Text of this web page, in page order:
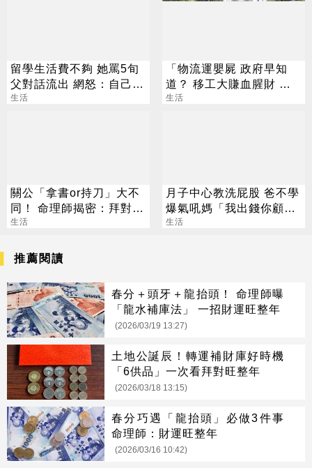
留學生活費不夠 她罵5旬
父對話流出 網怒：自己不
能賺？
生活
「物流運嬰屍 政府早知
道？ 移工大賺血腥財 跨
境賣到東亞
生活
關公「拿書or持刀」大不
同！ 命理師揭密：拜對大
加分、拜錯恐虧本
生活
月子中心教洗屁股 爸不學
爆氣吼媽「我出錢你顧
孩」 網看法兩極
生活
推薦閱讀
春分＋頭牙＋龍抬頭！ 命理師曝
「龍水補庫法」 一招財運旺整年
(2026/03/19 13:27)
土地公誕辰！轉運補財庫好時機
「6供品」一次看拜對旺整年
(2026/03/18 13:15)
春分巧遇「龍抬頭」必做3件事
命理師：財運旺整年
(2026/03/16 10:42)